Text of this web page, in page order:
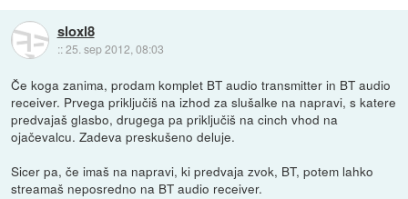
sloxl8
::25. sep 2012, 08:03
Če koga zanima, prodam komplet BT audio transmitter in BT audio
receiver. Prvega priključiš na izhod za slušalke na napravi, s katere
predvajaš glasbo, drugega pa priključiš na cinch vhod na
ojačevalcu. Zadeva preskušeno deluje.
Sicer pa, če imaš na napravi, ki predvaja zvok, BT, potem lahko
streamaš neposredno na BT audio receiver.